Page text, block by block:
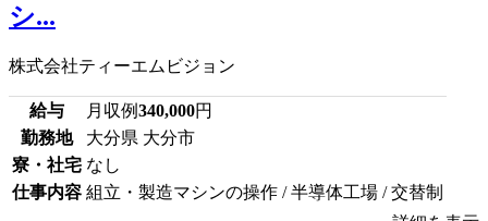
シ...
株式会社ティーエムビジョン
給与 月収例340,000円
勤務地
大分県 大分市
寮・社宅 なし
仕事内容 組立・製造マシンの操作 / 半導体工場 / 交替制